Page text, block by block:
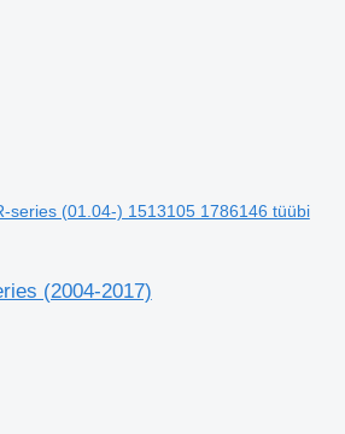
series (01.04-) 1513105 1786146 tüübi
(2004-2017)